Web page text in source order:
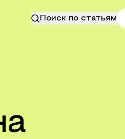
Поиск по статьям